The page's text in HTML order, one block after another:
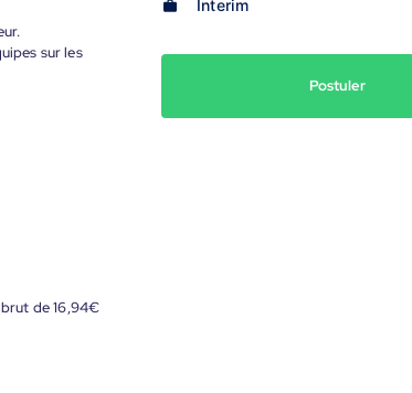
sur les
de 16,94€
Interim
Postuler